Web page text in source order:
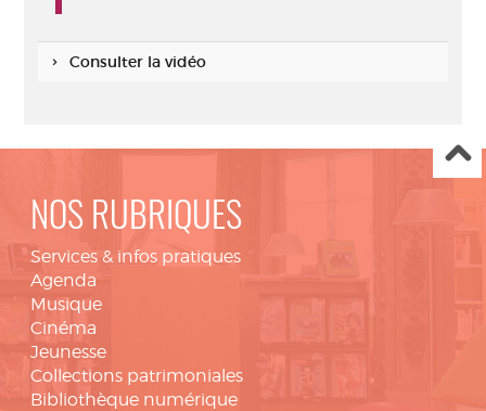
Consulter la vidéo
NOS RUBRIQUES
Services & infos pratiques
Agenda
Musique
Cinéma
Jeunesse
Collections patrimoniales
Bibliothèque numérique